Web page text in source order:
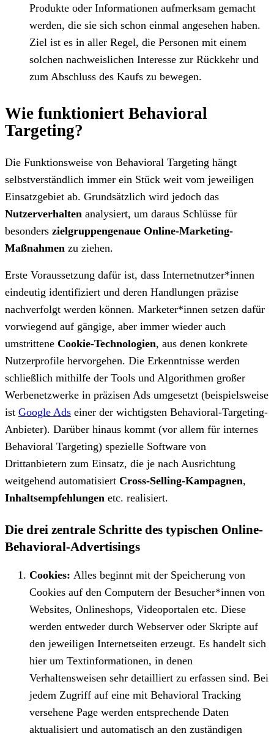
Produkte oder Informationen aufmerksam gemacht
werden, die sie sich schon einmal angesehen haben.
Ziel ist es in aller Regel, die Personen mit einem
solchen nachweislichen Interesse zur Rückkehr und
zum Abschluss des Kaufs zu bewegen.
Wie funktioniert Behavioral
Targeting?
Die Funktionsweise von Behavioral Targeting hängt
selbstverständlich immer ein Stück weit vom jeweiligen
Einsatzgebiet ab. Grundsätzlich wird jedoch das
Nutzerverhalten analysiert, um daraus Schlüsse für
besonders zielgruppengenaue Online-Marketing-
Maßnahmen zu ziehen.
Erste Voraussetzung dafür ist, dass Internetnutzer*innen
eindeutig identifiziert und deren Handlungen präzise
nachverfolgt werden können. Marketer*innen setzen dafür
vorwiegend auf gängige, aber immer wieder auch
umstrittene Cookie-Technologien, aus denen konkrete
Nutzerprofile hervorgehen. Die Erkenntnisse werden
schließlich mithilfe der Tools und Algorithmen großer
Werbenetzwerke in präzisen Ads umgesetzt (beispielsweise
ist Google Ads einer der wichtigsten Behavioral-Targeting-
Anbieter). Darüber hinaus kommt (vor allem für internes
Behavioral Targeting) spezielle Software von
Drittanbietern zum Einsatz, die je nach Ausrichtung
weitgehend automatisiert Cross-Selling-Kampagnen,
Inhaltsempfehlungen etc. realisiert.
Die drei zentrale Schritte des typischen Online-
Behavioral-Advertisings
Cookies: Alles beginnt mit der Speicherung von
Cookies auf den Computern der Besucher*innen von
Websites, Onlineshops, Videoportalen etc. Diese
werden entweder durch Webserver oder Skripte auf
den jeweiligen Internetseiten erzeugt. Es handelt sich
hier um Textinformationen, in denen
Verhaltensweisen sehr detailliert zu erfassen sind. Bei
jedem Zugriff auf eine mit Behavioral Tracking
versehene Page werden entsprechende Daten
aktualisiert und automatisch an den zuständigen